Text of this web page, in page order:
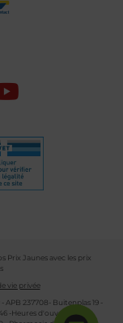
Prix Jaunes avec les prix
vie privée
APB 237708- Buitenplas 19 -
-Heures d'ouverture